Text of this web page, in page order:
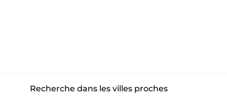
Recherche dans les villes proches